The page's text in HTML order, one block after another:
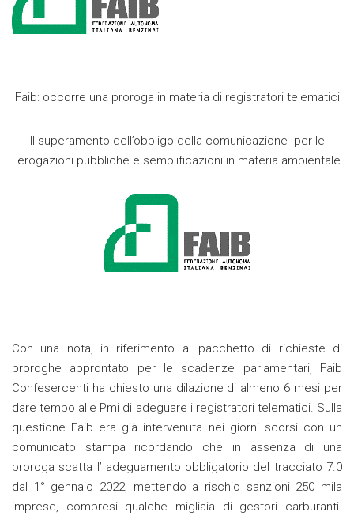
Faib: occorre una proroga in materia di registratori telematici
Il superamento dell’obbligo della comunicazione per le
erogazioni pubbliche e semplificazioni in materia ambientale
Con una nota, in riferimento al pacchetto di richieste di
proroghe approntato per le scadenze parlamentari, Faib
Confesercenti ha chiesto una dilazione di almeno 6 mesi per
dare tempo alle Pmi di adeguare i registratori telematici. Sulla
questione Faib era già intervenuta nei giorni scorsi con un
comunicato stampa ricordando che in assenza di una
proroga scatta l’ adeguamento obbligatorio del tracciato 7.0
dal 1° gennaio 2022, mettendo a rischio sanzioni 250 mila
imprese, compresi qualche migliaia di gestori carburanti.